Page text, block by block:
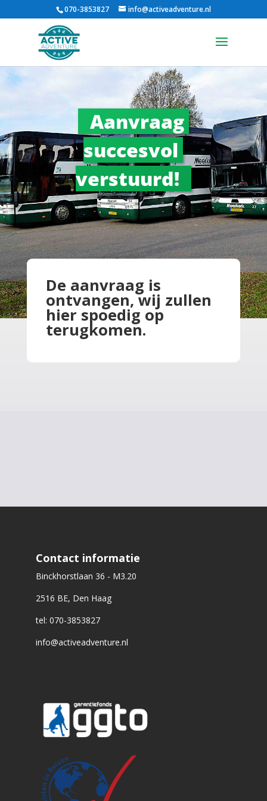
070-3853827 info@activeadventure.nl
Aanvraag
succesvol
verstuurd!
De aanvraag is
ontvangen, wij zullen
hier spoedig op
terugkomen.
Contact informatie
Binckhorstlaan 36 - M3.20
2516 BE, Den Haag
tel: 070-3853827
info@activeadventure.nl